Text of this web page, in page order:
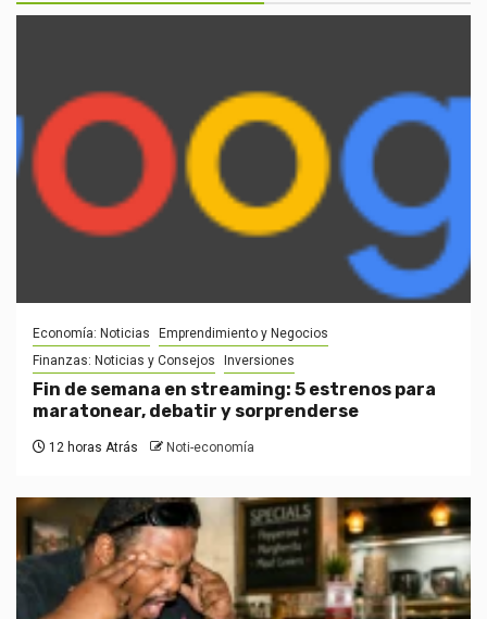
Economía: Noticias
Emprendimiento y Negocios
Finanzas: Noticias y Consejos
Inversiones
Fin de semana en streaming: 5 estrenos para
maratonear, debatir y sorprenderse
12 horas Atrás Noti-economía